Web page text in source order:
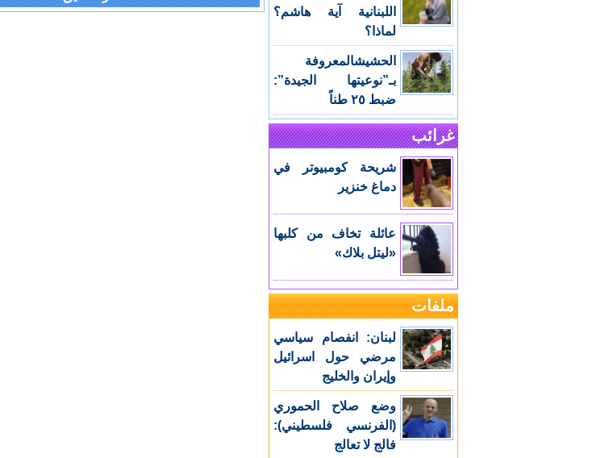
اللبنانية آية هاشم؟
لماذا؟
الحشيشالمعروفة
بـ”نوعيتها الجيدة”:
ضبط ٢٥ طناً
غرائب
شريحة كومبيوتر في
دماغ خنزير
عائلة تخاف من كلبها
«ليتل بلاك»
ملفات
لبنان: انفصام سياسي
مرضي حول اسرائيل
وإيران والخليج
وضع صلاح الحموري
(الفرنسي فلسطيني):
فالج لا تعالج
Alternative: